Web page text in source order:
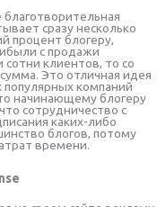
сразу несколько
процент блогеру,
с продажи
сотни клиентов, то со
Это отличная идея
популярных компаний
начинающему блогеру
сотрудничество с
каких-либо
блогов, потому
времени.